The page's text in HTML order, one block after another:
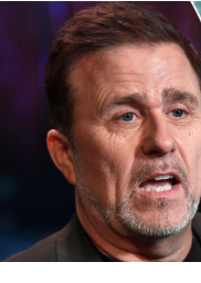
version
dagar